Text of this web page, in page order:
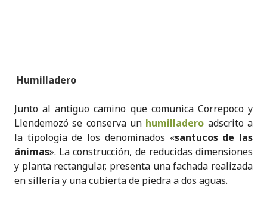
Humilladero
Junto al antiguo camino que comunica Correpoco y
Llendemozó se conserva un humilladero adscrito a
la tipología de los denominados «santucos de las
ánimas». La construcción, de reducidas dimensiones
y planta rectangular, presenta una fachada realizada
en sillería y una cubierta de piedra a dos aguas.